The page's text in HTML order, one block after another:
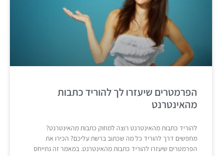
הפרמטרים שיעזרו לך להוריד כתבות
מהאינטרנט
להוריד כתבות מהאינטרנט רוצה למחוק כתבות מהאינטרנט?
מחפשים דרך להוריד כל מה שכתוב ברשת עליכם? הכירו את
הפרמטרים שיעזרו להוריד כתבות מהאינטרנט. במאמר זה נתייחס